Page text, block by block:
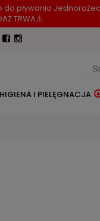
do pływania
TRWA⚠️
HIGIENA I PIELĘGNACJA